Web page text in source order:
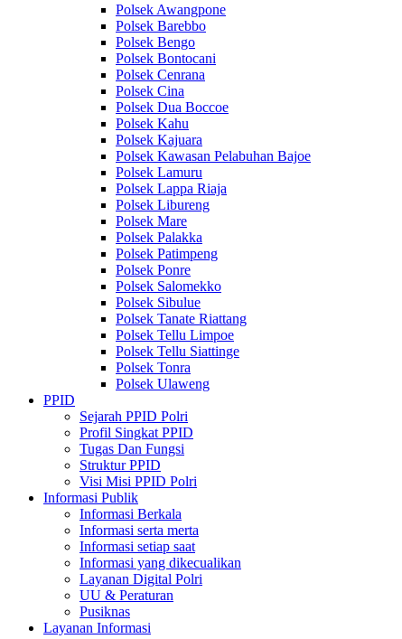
Polsek Awangpone
Polsek Barebbo
Polsek Bengo
Polsek Bontocani
Polsek Cenrana
Polsek Cina
Polsek Dua Boccoe
Polsek Kahu
Polsek Kajuara
Polsek Kawasan Pelabuhan Bajoe
Polsek Lamuru
Polsek Lappa Riaja
Polsek Libureng
Polsek Mare
Polsek Palakka
Polsek Patimpeng
Polsek Ponre
Polsek Salomekko
Polsek Sibulue
Polsek Tanate Riattang
Polsek Tellu Limpoe
Polsek Tellu Siattinge
Polsek Tonra
Polsek Ulaweng
PPID
Sejarah PPID Polri
Profil Singkat PPID
Tugas Dan Fungsi
Struktur PPID
Visi Misi PPID Polri
Informasi Publik
Informasi Berkala
Informasi serta merta
Informasi setiap saat
Informasi yang dikecualikan
Layanan Digital Polri
UU & Peraturan
Pusiknas
Layanan Informasi